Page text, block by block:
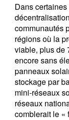
Dans
communautés
régions où la
viable, plus de
encore sans
panneaux
stockage par
mini-réseaux
réseaux
comblerait le «
Civilité
Nom
Pays de
Je ne suis